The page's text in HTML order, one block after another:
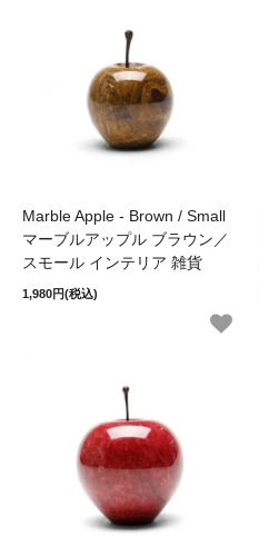
Marble Apple - Brown / Small
マーブルアップル ブラウン／
スモール インテリア 雑貨
1,980円(税込)